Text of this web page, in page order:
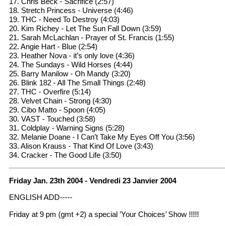
18. Stretch Princess - Universe (4:46)
19. THC - Need To Destroy (4:03)
20. Kim Richey - Let The Sun Fall Down (3:59)
21. Sarah McLachlan - Prayer of St. Francis (1:55)
22. Angie Hart - Blue (2:54)
23. Heather Nova - it’s only love (4:36)
24. The Sundays - Wild Horses (4:44)
25. Barry Manilow - Oh Mandy (3:20)
26. Blink 182 - All The Small Things (2:48)
27. THC - Overfire (5:14)
28. Velvet Chain - Strong (4:30)
29. Cibo Matto - Spoon (4:05)
30. VAST - Touched (3:58)
31. Coldplay - Warning Signs (5:28)
32. Melanie Doane - I Can’t Take My Eyes Off You (3:56)
33. Alison Krauss - That Kind Of Love (3:43)
34. Cracker - The Good Life (3:50)
Friday Jan. 23th 2004 - Vendredi 23 Janvier 2004
ENGLISH ADD-----
Friday at 9 pm (gmt +2) a special ’Your Choices’ Show !!!!!